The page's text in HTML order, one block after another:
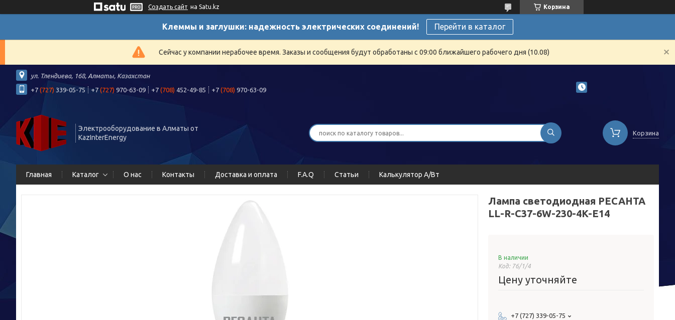
Создать сайт на Satu.kz Корзина
Клеммы и заглушки: надежность электрических соединений! Перейти в каталог
Сейчас у компании нерабочее время. Заказы и сообщения будут обработаны с 09:00 ближайшего рабочего дня (10.08)
ул. Тлендиева, 168, Алматы, Казахстан
+7 (727) 339-05-75 +7 (727) 970-63-09 +7 (708) 452-49-85 +7 (708) 970-63-09
Электрооборудование в Алматы от
KazInterEnergy
Корзина
Главная Каталог О нас Контакты Доставка и оплата F.A.Q Статьи Калькулятор А/Вт
Лампа светодиодная РЕСАНТА
LL-R-C37-6W-230-4K-E14
В наличии
Код: 76/1/4
Цену уточняйте
+7 (727) 339-05-75